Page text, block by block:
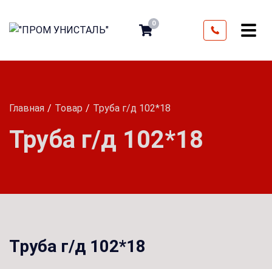
0
Главная Товар Труба г/д 102*18
Труба г/д 102*18
Труба г/д 102*18